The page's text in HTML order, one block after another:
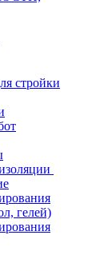
стройки
гелей)